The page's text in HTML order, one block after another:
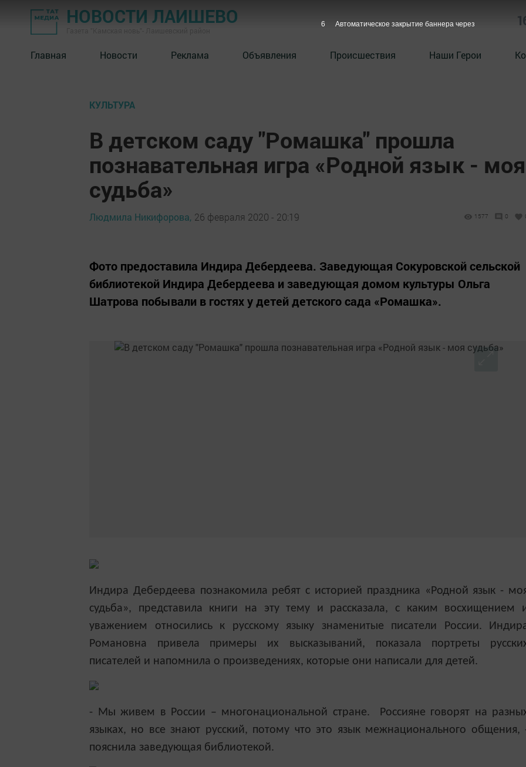
НОВОСТИ ЛАИШЕВО
Главная Новости Реклама Объявления Происшествия Наши Герои
КУЛЬТУРА
В детском саду "Ромашка" прошла
познавательная игра «Родной язык - моя
судьба»
Людмила Никифорова, 26 февраля 2020 - 20:19 1577 0
Фото предоставила Индира Дебердеева. Заведующая Сокуровской сельской
библиотекой Индира Дебердеева и заведующая домом культуры Ольга
Шатрова побывали в гостях у детей детского сада «Ромашка».
Индира Дебердеева познакомила ребят с историей праздника «Родной язык -
судьба», представила книги на эту тему и рассказала, с каким восхищением
уважением относились к русскому языку знаменитые писатели России.
Романовна привела примеры их высказываний, показала портреты
писателей и напомнила о произведениях, которые они написали для детей.
- Мы живем в России – многонациональной стране. Россияне говорят на
языках, но все знают русский, потому что это язык межнационального общения,
пояснила заведующая библиотекой.
5 Автоматическое закрытие баннера через